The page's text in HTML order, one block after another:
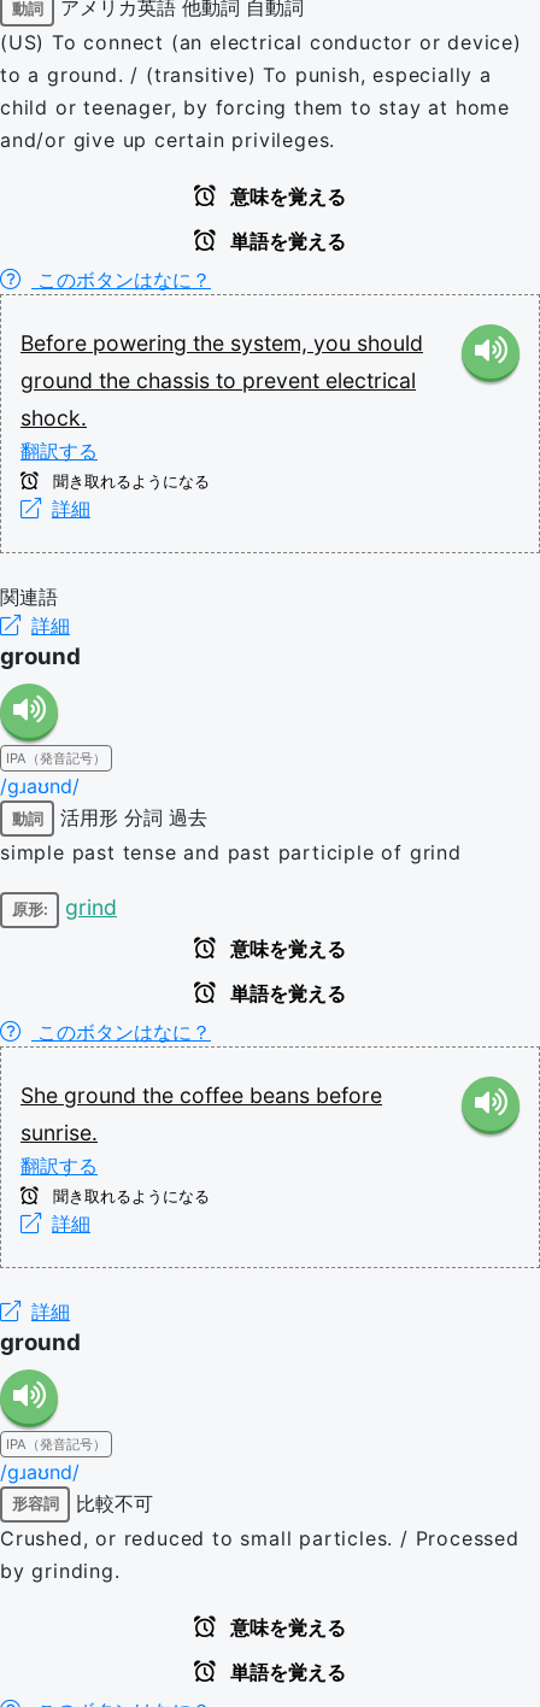
動詞 アメリカ英語 他動詞 自動詞
(US) To connect (an electrical conductor or device)
to a ground. / (transitive) To punish, especially a
child or teenager, by forcing them to stay at home
and/or give up certain privileges.
意味を覚える
単語を覚える
このボタンはなに？
Before powering the system, you should
ground the chassis to prevent electrical
shock.
翻訳する
聞き取れるようになる
詳細
関連語
詳細
ground
IPA（発音記号）
/ɡɹaʊnd/
動詞 活用形 分詞 過去
simple past tense and past participle of grind
原形: grind
意味を覚える
単語を覚える
このボタンはなに？
She ground the coffee beans before
sunrise.
翻訳する
聞き取れるようになる
詳細
詳細
ground
IPA（発音記号）
/ɡɹaʊnd/
形容詞
比較不可
Crushed, or reduced to small particles. / Processed
by grinding.
意味を覚える
単語を覚える